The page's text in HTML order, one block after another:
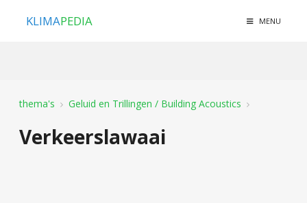
KLIMAPEDIA MENU
thema's Geluid en Trillingen / Building Acoustics
Verkeerslawaai